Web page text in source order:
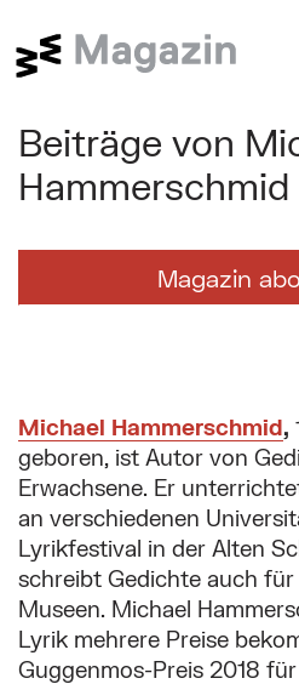
nach:
Alphabetisch
Architektur
Aufklärung
behind the scenes
Drogen
Erinnerung
Exil
Feste Film
...
Website Suche
Suche nach:
Suchformular absenden
Beiträge von
Hammerschmid
Sie befinden sich
Wien Museum / Magazin
Magazin
Michael Hammerschmid,
geboren, ist Autor von
Erwachsene. Er
an verschiedenen
Lyrikfestival in der Alten
schreibt Gedichte auch
Museen. Michael
Lyrik mehrere Preise
Guggenmos-Preis 2018